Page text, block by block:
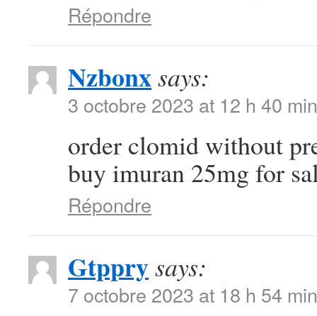
Répondre
Nzbonxsays:
3 octobre 2023 at 12 h 40 min
order clomid without
buy imuran 25mg for
Répondre
Gtpprysays:
7 octobre 2023 at 18 h 54 min